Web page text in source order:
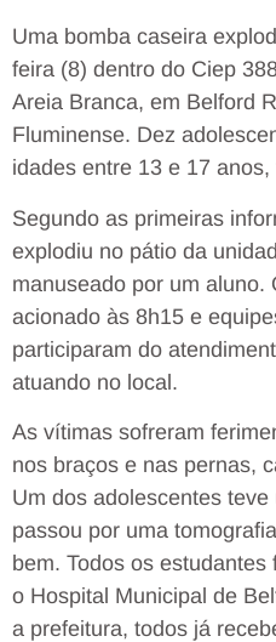
Uma bomba caseira
feira (8) dentro do Ciep
Areia Branca, em Belford
Fluminense. Dez
idades entre 13 e 17
Segundo as primeiras
explodiu no pátio da
manuseado por um aluno.
acionado às 8h15 e
participaram do
atuando no local.
As vítimas sofreram
nos braços e nas pernas,
Um dos adolescentes
passou por uma
bem. Todos os
o Hospital Municipal de
a prefeitura, todos já